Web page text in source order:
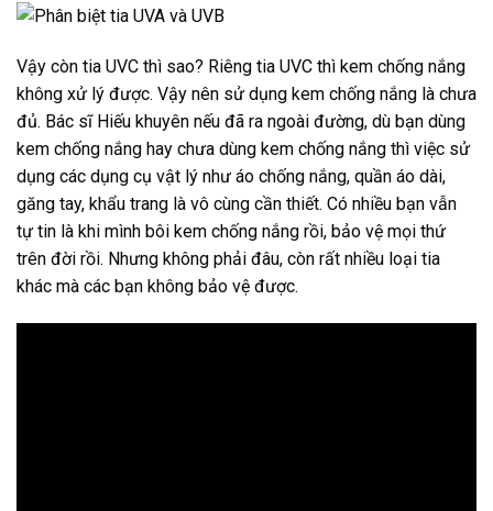
Vậy còn tia UVC thì sao? Riêng tia UVC thì kem chống nắng
không xử lý được. Vậy nên sử dụng kem chống nắng là chưa
đủ. Bác sĩ Hiếu khuyên nếu đã ra ngoài đường, dù bạn dùng
kem chống nắng hay chưa dùng kem chống nắng thì việc sử
dụng các dụng cụ vật lý như áo chống nắng, quần áo dài,
găng tay, khẩu trang là vô cùng cần thiết. Có nhiều bạn vẫn
tự tin là khi mình bôi kem chống nắng rồi, bảo vệ mọi thứ
trên đời rồi. Nhưng không phải đâu, còn rất nhiều loại tia
khác mà các bạn không bảo vệ được.